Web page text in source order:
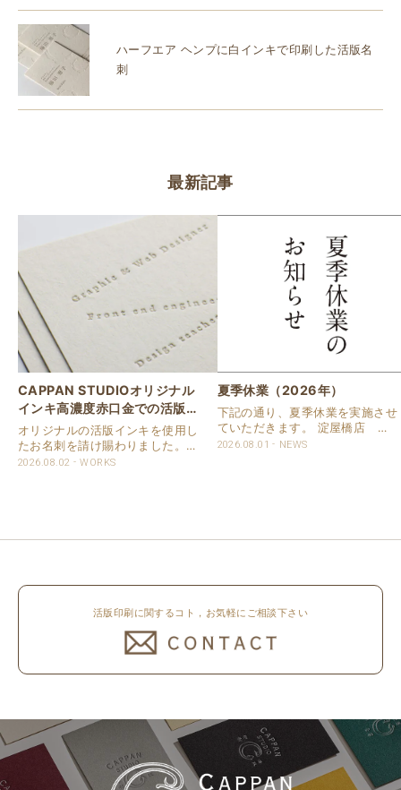
ハーフエア ヘンプに白インキで印刷した活版名
刺
最新記事
CAPPAN STUDIOオリジナル
インキ高濃度赤口金での活版名
刺
オリジナルの活版インキを使用し
たお名刺を請け賜わりました。
用紙は新バフン紙Nのきぬを使用
2026.08.02 WORKS
夏季休業（2026年）
下記の通り、夏季休業を実施させ
ていただきます。 淀屋橋店 通
常営業いたします。 奈良店 8月
2026.08.01 NEWS
活版印刷に関するコト，お気軽にご相談下さい